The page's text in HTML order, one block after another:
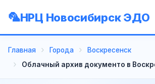
НРЦ Новосибирск ЭДО
Главная Города
Воскресенск
Облачный архив документо в